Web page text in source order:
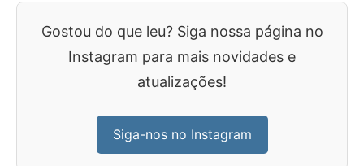
Gostou do que leu? Siga nossa página no
Instagram para mais novidades e
atualizações!
Siga-nos no Instagram